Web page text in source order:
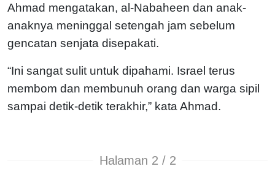
Ahmad mengatakan, al-Nabaheen dan anak-
anaknya meninggal setengah jam sebelum
gencatan senjata disepakati.
“Ini sangat sulit untuk dipahami. Israel terus
membom dan membunuh orang dan warga sipil
sampai detik-detik terakhir,” kata Ahmad.
Halaman 2 / 2